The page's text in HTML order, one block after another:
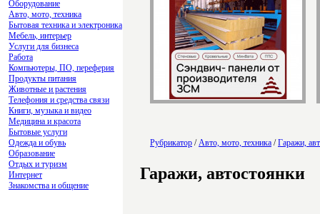
Оборудование
Авто, мото, техника
Бытовая техника и электроника
Мебель, интерьер
Услуги для бизнеса
Работа
Компьютеры, ПО, переферия
Продукты питания
Животные и растения
Телефония и средства связи
Книги, музыка и видео
Медицина и красота
Бытовые услуги
Одежда и обувь
Образование
Отдых и туризм
Интернет
Знакомства и общение
Рубрикатор /Авто, мото, техника /Гаражи,
Гаражи, автостоянки